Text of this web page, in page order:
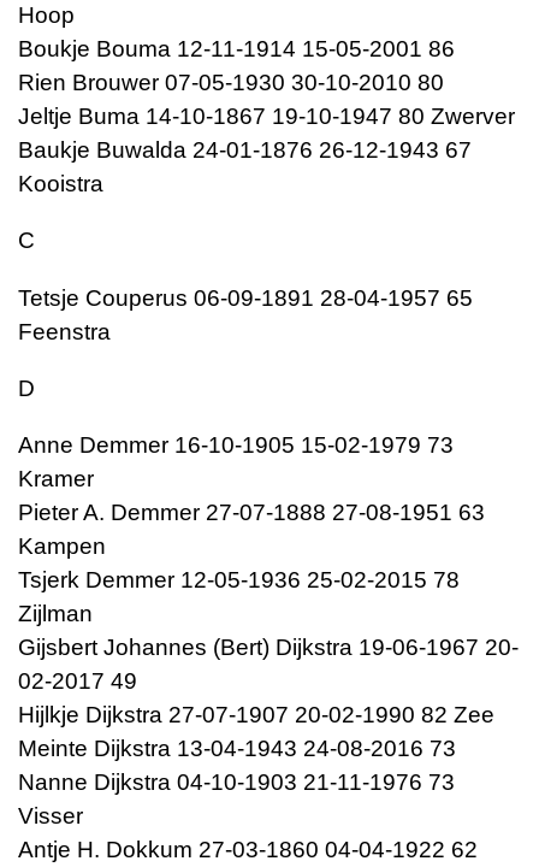
Hoop
Boukje Bouma 12-11-1914 15-05-2001 86
Rien Brouwer 07-05-1930 30-10-2010 80
Jeltje Buma 14-10-1867 19-10-1947 80 Zwerver
Baukje Buwalda 24-01-1876 26-12-1943 67
Kooistra
C
Tetsje Couperus 06-09-1891 28-04-1957 65
Feenstra
D
Anne Demmer 16-10-1905 15-02-1979 73
Kramer
Pieter A. Demmer 27-07-1888 27-08-1951 63
Kampen
Tsjerk Demmer 12-05-1936 25-02-2015 78
Zijlman
Gijsbert Johannes (Bert) Dijkstra 19-06-1967 20-
02-2017 49
Hijlkje Dijkstra 27-07-1907 20-02-1990 82 Zee
Meinte Dijkstra 13-04-1943 24-08-2016 73
Nanne Dijkstra 04-10-1903 21-11-1976 73
Visser
Antje H. Dokkum 27-03-1860 04-04-1922 62